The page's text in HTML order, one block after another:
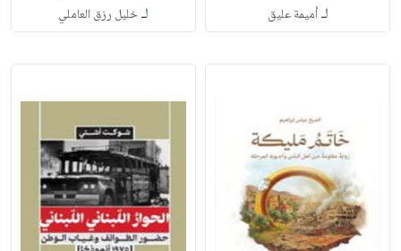
لـأميمة عليق لـخليل رزق العاملي